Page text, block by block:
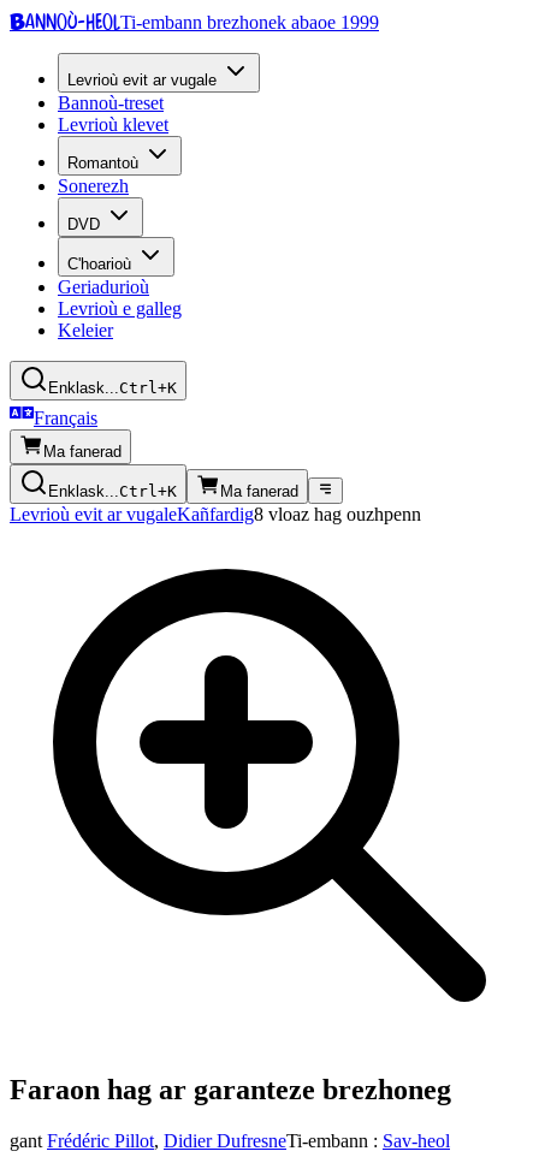
Bannoù-heolTi-embann brezhonek abaoe 1999
Levrioù evit ar vugale
Bannoù-treset
Levrioù klevet
Romantoù
Sonerezh
DVD
C'hoarioù
Geriadurioù
Levrioù e galleg
Keleier
Enklask...Ctrl+K
Français
Ma fanerad
Enklask...Ctrl+K Ma fanerad
Levrioù evit ar vugaleKañfardig8 vloaz hag ouzhpenn
Faraon hag ar garanteze brezhoneg
gant Frédéric Pillot, Didier DufresneTi-embann : Sav-heol